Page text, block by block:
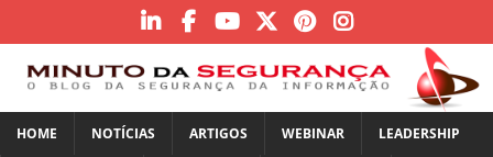
HOME NOTÍCIAS ARTIGOS WEBINAR LEADERSHIP